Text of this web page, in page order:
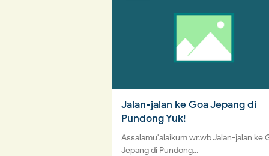
Jalan-jalan ke Goa Jepang di
Pundong Yuk!
Assalamu'alaikum wr.wb Jalan-jalan ke
Jepang di Pundong...